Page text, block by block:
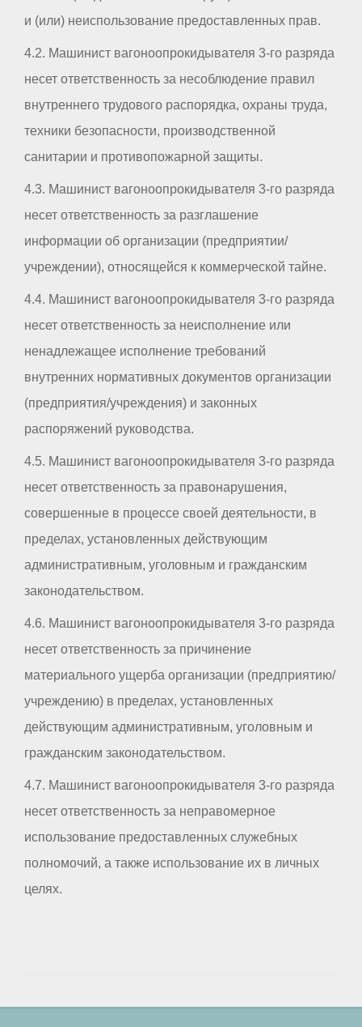
и (или) неиспользование предоставленных прав.
4.2. Машинист вагоноопрокидывателя 3-го разряда
несет ответственность за несоблюдение правил
внутреннего трудового распорядка, охраны труда,
техники безопасности, производственной
санитарии и противопожарной защиты.
4.3. Машинист вагоноопрокидывателя 3-го разряда
несет ответственность за разглашение
информации об организации (предприятии/
учреждении), относящейся к коммерческой тайне.
4.4. Машинист вагоноопрокидывателя 3-го разряда
несет ответственность за неисполнение или
ненадлежащее исполнение требований
внутренних нормативных документов организации
(предприятия/учреждения) и законных
распоряжений руководства.
4.5. Машинист вагоноопрокидывателя 3-го разряда
несет ответственность за правонарушения,
совершенные в процессе своей деятельности, в
пределах, установленных действующим
административным, уголовным и гражданским
законодательством.
4.6. Машинист вагоноопрокидывателя 3-го разряда
несет ответственность за причинение
материального ущерба организации (предприятию/
учреждению) в пределах, установленных
действующим административным, уголовным и
гражданским законодательством.
4.7. Машинист вагоноопрокидывателя 3-го разряда
несет ответственность за неправомерное
использование предоставленных служебных
полномочий, а также использование их в личных
целях.